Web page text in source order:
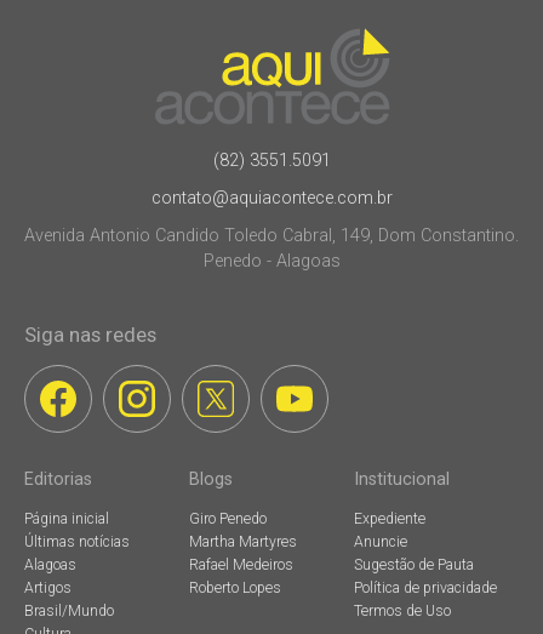
(82) 3551.5091
contato@aquiacontece.com.br
Avenida Antonio Candido Toledo Cabral, 149, Dom Constantino.
Penedo - Alagoas
Siga nas redes
Editorias
Página inicial
Últimas notícias
Alagoas
Artigos
Brasil/Mundo
Blogs
Giro Penedo
Martha Martyres
Rafael Medeiros
Roberto Lopes
Institucional
Expediente
Anuncie
Sugestão de Pauta
Política de privacidade
Termos de Uso